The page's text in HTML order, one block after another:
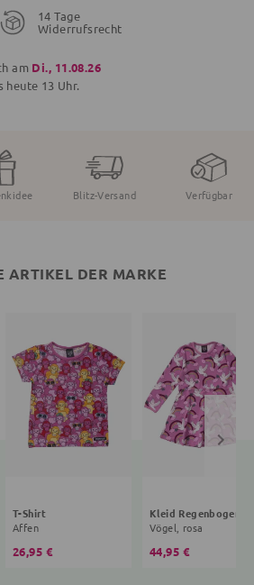
14 Tage
Widerrufsrecht
am Di., 11.08.26
heute 13 Uhr.
Blitz-Versand Verfügbar
ARTIKEL DER MARKE
T-Shirt
Affen
26,95 €
Vögel, rosa
44,95 €